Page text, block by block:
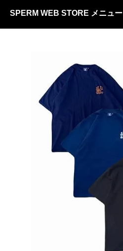
SPERM WEB STORE メニュー